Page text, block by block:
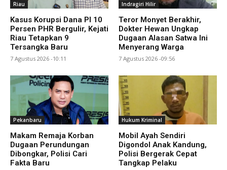
Riau
Kasus Korupsi Dana PI 10
Persen PHR Bergulir, Kejati
Riau Tetapkan 9
Tersangka Baru
7 Agustus 2026 -10:11
Indragiri Hilir
Teror Monyet Berakhir,
Dokter Hewan Ungkap
Dugaan Alasan Satwa Ini
Menyerang Warga
7 Agustus 2026 -09:56
Pekanbaru
Makam Remaja Korban
Dugaan Perundungan
Dibongkar, Polisi Cari
Fakta Baru
Hukum Kriminal
Mobil Ayah Sendiri
Digondol Anak Kandung,
Polisi Bergerak Cepat
Tangkap Pelaku